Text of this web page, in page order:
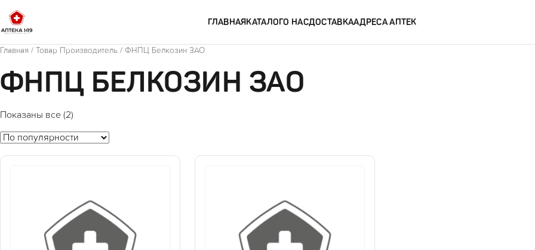
ГЛАВНАЯКАТАЛОГО НАСДОСТАВКААДРЕСА АПТЕК
Главная / Товар Производитель / ФНПЦ Белкозин ЗАО
ФНПЦ БЕЛКОЗИН ЗАО
Показаны все (2)